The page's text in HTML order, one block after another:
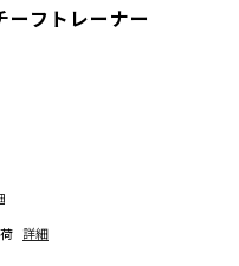
詳細
ーフトレーナー